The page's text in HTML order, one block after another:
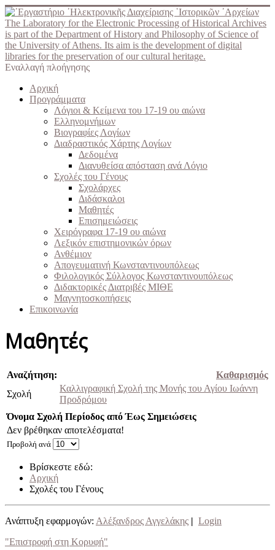
The Laboratory for the Electronic Processing of Historical Archives
is part of the Department of History and Philosophy of Science of
the University of Athens. Its aim is the development of digital
libraries for the preservation of our cultural heritage.
Εναλλαγή πλοήγησης
Αρχική
Προγράμματα
Λόγιοι & Κείμενα του 17-19 ου αιώνα
Ελληνομνήμων
Βιογραφίες Λογίων
Διαδραστικός Χάρτης Λογίων
Δεδομένα
Διανυθείσα απόσταση ανά Λόγιο
Σχολές του Γένους
Σχολάρχες
Διδάσκαλοι
Μαθητές
Επισημειώσεις
Χειρόγραφα 17-19 ου αιώνα
Λεξικόν επιστημονικών όρων
Ανθέμιον
Απογευματινή Κωνσταντινουπόλεως
Φιλολογικός Σύλλογος Κωνσταντινουπόλεως
Διδακτορικές Διατριβές ΜΙΘΕ
Μαγνητοσκοπήσεις
Επικοινωνία
Μαθητές
Αναζήτηση:
Καθαρισμός
Σχολή
Καλλιγραφική Σχολή της Μονής του Αγίου Ιωάννη
Προδρόμου
Όνομα Σχολή Περίοδος από Έως Σημειώσεις
Προβολή ανά
Δεν βρέθηκαν αποτελέσματα!
Βρίσκεστε εδώ:
Αρχική
Σχολές του Γένους
Ανάπτυξη εφαρμογών: Αλέξανδρος Αγγελάκης | Login
"Επιστροφή στη Κορυφή"